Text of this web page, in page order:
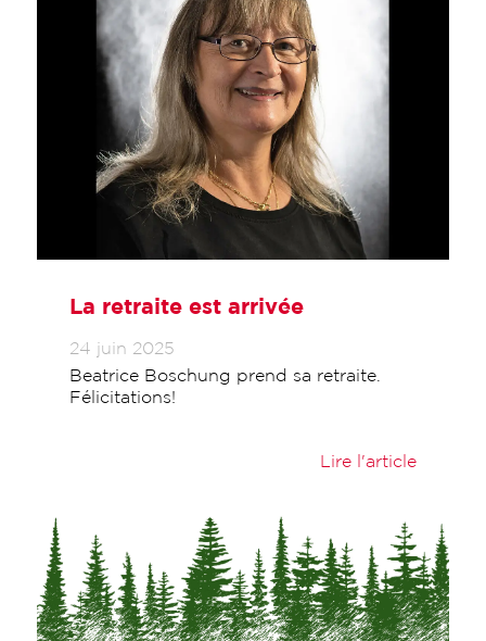
La retraite est arrivée
24 juin 2025
Beatrice Boschung prend sa retraite.
Félicitations!
Lire l'article